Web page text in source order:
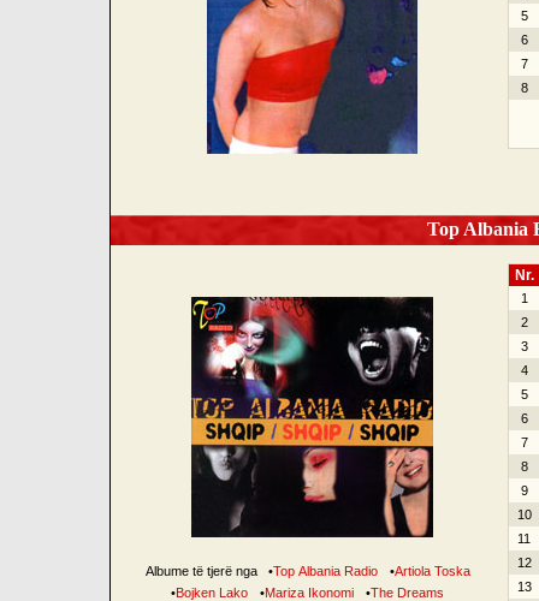
5
6
7
8
Top Albania
Albume të tjerë nga •Top Albania Radio •Artiola Toska
•Bojken Lako •Mariza Ikonomi •The Dreams
Nr.
1
2
3
4
5
6
7
8
9
10
11
12
13